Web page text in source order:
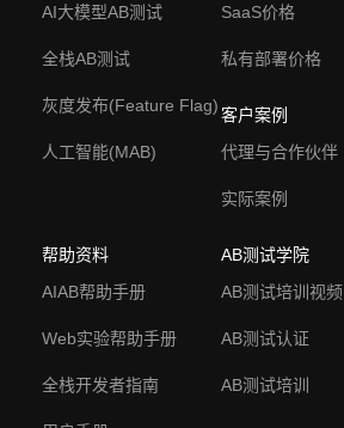
AI大模型AB测试
全栈AB测试
灰度发布(Feature Flag)
人工智能(MAB)
SaaS价格
私有部署价格
客户案例
代理与合作伙伴
实际案例
帮助资料
AIAB帮助手册
Web实验帮助手册
全栈开发者指南
AB测试学院
AB测试培训视频
AB测试认证
AB测试培训